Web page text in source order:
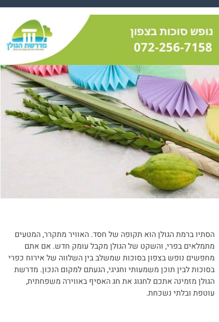
הסתיו ברמת הגולן הוא תקופה של חסד. האוויר מתקרר, המטעים
מתמלאים בפרי, והשקט של הגולן מקבל עומק חדש. אם אתם
מחפשים נופש בצפון בסוכות שמשלב בין השלווה של אירוח כפרי
בסוכות לבין תוכן משמעותי וחגיגי, הגעתם למקום הנכון. מדרשת
הגולן מזמינה אתכם לחגוג את חג האסיף באווירה משפחתית,
עוטפת ובלתי נשכחת.